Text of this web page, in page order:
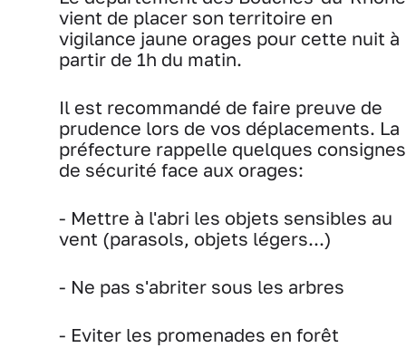
vient de placer son territoire en
vigilance jaune orages pour cette nuit à
partir de 1h du matin.
Il est recommandé de faire preuve de
prudence lors de vos déplacements. La
préfecture rappelle quelques consignes
de sécurité face aux orages:
- Mettre à l'abri les objets sensibles au
vent (parasols, objets légers...)
- Ne pas s'abriter sous les arbres
- Eviter les promenades en forêt